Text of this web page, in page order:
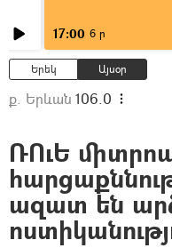
17:00 6 ր
Երեկ Այսօր
ք. Երևան 106.0
ՌՈւԵ
ազատ են